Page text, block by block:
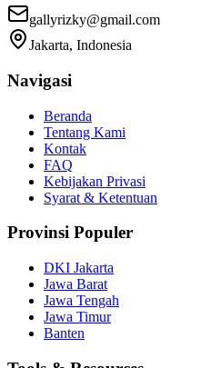
gallyrizky@gmail.com
Jakarta, Indonesia
Navigasi
Beranda
Tentang Kami
Kontak
FAQ
Kebijakan Privasi
Syarat & Ketentuan
Provinsi Populer
DKI Jakarta
Jawa Barat
Jawa Tengah
Jawa Timur
Banten